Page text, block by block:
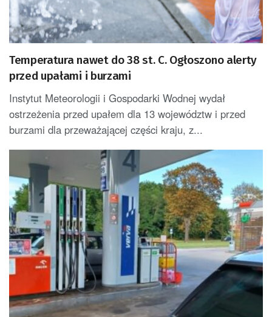
Temperatura nawet do 38 st. C. Ogłoszono alerty
przed upałami i burzami
Instytut Meteorologii i Gospodarki Wodnej wydał
ostrzeżenia przed upałem dla 13 województw i przed
burzami dla przeważającej części kraju, z...